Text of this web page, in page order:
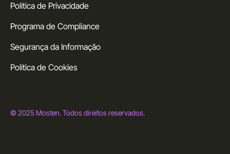
Política de Privacidade
Programa de Compliance
Segurança da Informação
Política de Cookies
© 2025 Mosten. Todos direitos reservados.